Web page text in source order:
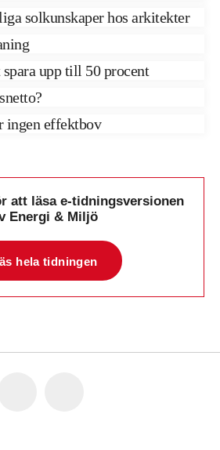
solkunskaper hos arkitekter
upp till 50 procent
ingen effektbov
att läsa e-tidningsversionen
Energi & Miljö
hela tidningen